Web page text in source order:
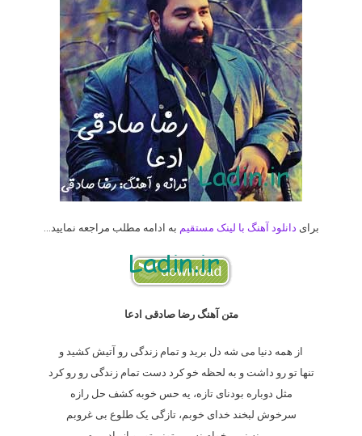
برای دانلود آهنگ با لینک مستقیم به ادامه مطلب مراجعه نمایید…
متن آهنگ رضا صادقی ادعا
از همه دنیا می شه دل برید و تمام زندگی رو آتیش کشید و
تنها تو رو داشت و به لحظه خو کرد دست تمام زندگی رو رو کرد
مثل دوباره بودنای تازه، یه حس خوبه کشف حل رازه
سرخوش لبخند خدای خوبم، تازگی یک طلوع بی غروبم